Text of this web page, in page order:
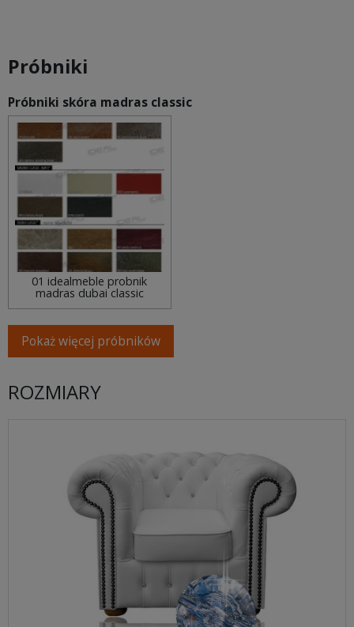
Próbniki
Próbniki skóra madras classic
01 idealmeble probnik
madras dubai classic
Pokaż więcej próbników
ROZMIARY